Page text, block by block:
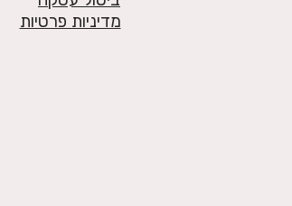
מדיניות פרטיות